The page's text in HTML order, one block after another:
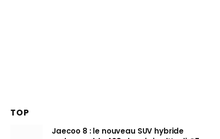
TOP
Jaecoo 8 : le nouveau SUV hybride